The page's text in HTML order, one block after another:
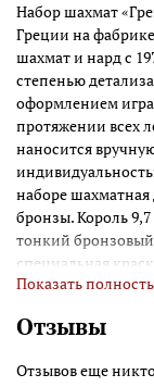
Набор шахмат
Греции на
шахмат и нард с
степенью
оформлением
протяжении всех
наносится
наборе шахматная
бронзы. Король
тонкий
специальная
покрытием,
Показать
Отзывы
Отзывов еще